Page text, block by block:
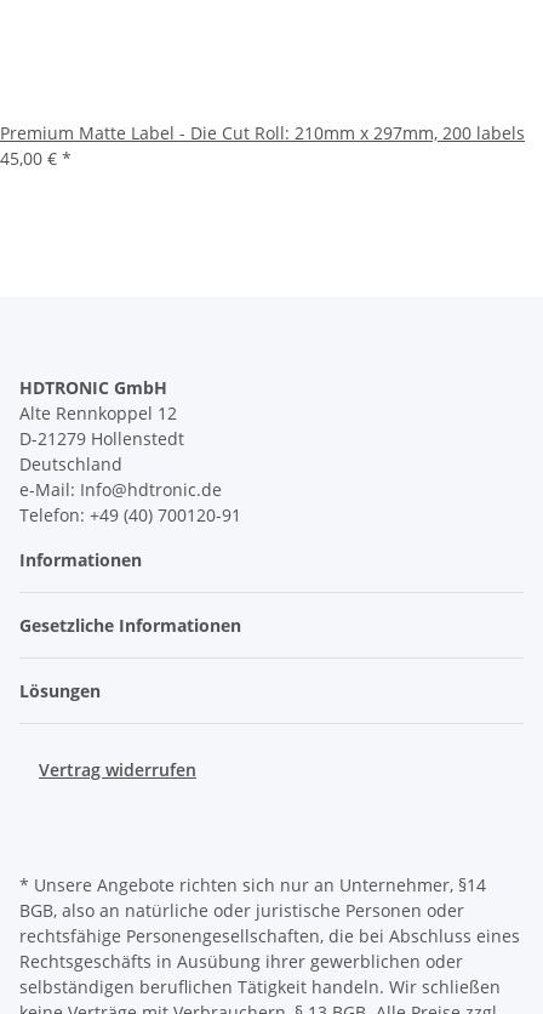
Premium Matte Label - Die Cut Roll: 210mm x 297mm, 200 labels
45,00 € *
HDTRONIC GmbH
Alte Rennkoppel 12
D-21279 Hollenstedt
Deutschland
e-Mail: Info@hdtronic.de
Telefon: +49 (40) 700120-91
Informationen
Gesetzliche Informationen
Lösungen
Vertrag widerrufen
* Unsere Angebote richten sich nur an Unternehmer, §14
BGB, also an natürliche oder juristische Personen oder
rechtsfähige Personengesellschaften, die bei Abschluss eines
Rechtsgeschäfts in Ausübung ihrer gewerblichen oder
selbständigen beruflichen Tätigkeit handeln. Wir schließen